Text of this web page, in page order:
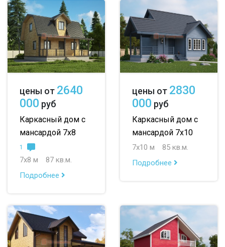
цены от 2640
000 руб
Каркасный дом с
мансардой 7х8
1
7х8 м
87 кв.м.
Подробнее
цены от 2830
000 руб
Каркасный дом с
мансардой 7х10
7х10 м
85 кв.м.
Подробнее